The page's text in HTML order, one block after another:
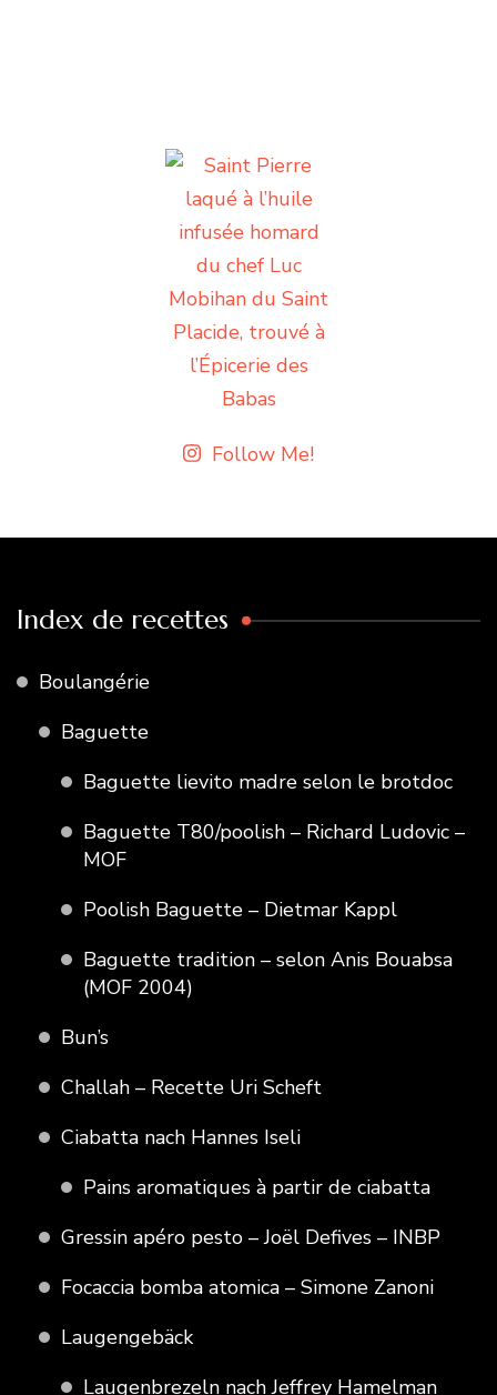
Follow Me!
Index de recettes
Boulangérie
Baguette
Baguette lievito madre selon le brotdoc
Baguette T80/poolish – Richard Ludovic –
MOF
Poolish Baguette – Dietmar Kappl
Baguette tradition – selon Anis Bouabsa
(MOF 2004)
Bun’s
Challah – Recette Uri Scheft
Ciabatta nach Hannes Iseli
Pains aromatiques à partir de ciabatta
Gressin apéro pesto – Joël Defives – INBP
Focaccia bomba atomica – Simone Zanoni
Laugengebäck
Laugenbrezeln nach Jeffrey Hamelman